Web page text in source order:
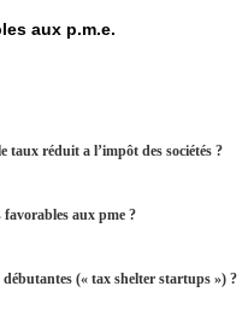
aux p.m.e.
taux réduit a l’impôt des sociétés ?
favorables aux pme ?
(« tax shelter startups ») ?